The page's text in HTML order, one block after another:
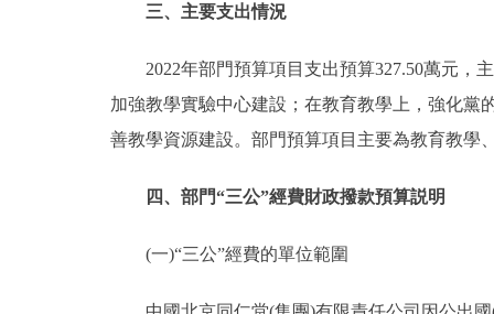
三、主要支出情況
2022年部門預算項目支出預算327.50萬元，
加強教學實驗中心建設；在教育教學上，強化黨
善教學資源建設。部門預算項目主要為教育教學
四、部門“三公”經費財政撥款預算説明
(一)“三公”經費的單位範圍